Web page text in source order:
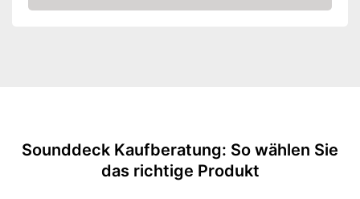
Ausgestattet mit einem
integrierten Subwoofer
Dateien per USB-Anschluss
Amazon
Sounddeck Kaufberatung: So wählen Sie
das richtige Produkt